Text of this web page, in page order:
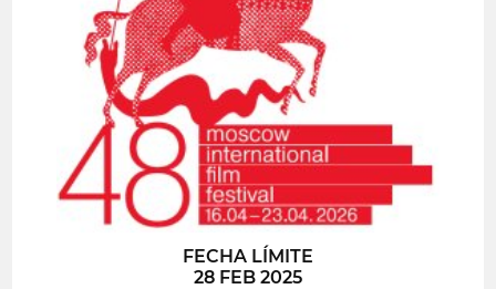
FECHA LÍMITE
28 FEB 2025